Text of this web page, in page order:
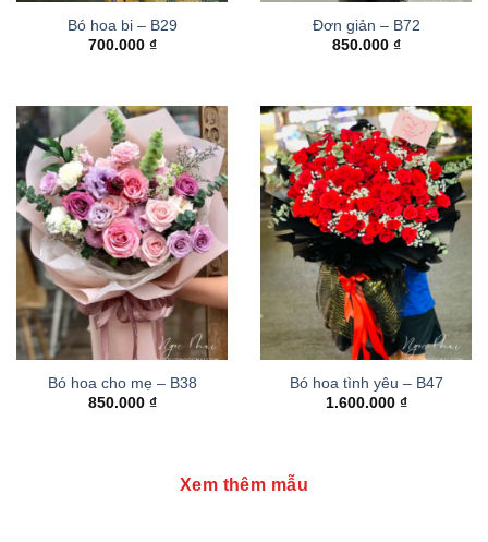
Bó hoa bi – B29
700.000 ₫
Đơn giản – B72
850.000 ₫
Bó hoa cho mẹ – B38
850.000 ₫
Bó hoa tình yêu – B47
1.600.000 ₫
Xem thêm mẫu